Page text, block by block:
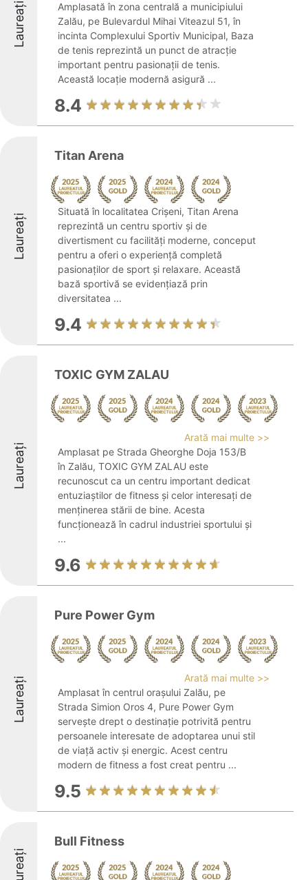
Laureați
Amplasată în zona centrală a municipiului
Zalău, pe Bulevardul Mihai Viteazul 51, în
incinta Complexului Sportiv Municipal, Baza
de tenis reprezintă un punct de atracție
important pentru pasionații de tenis.
Această locație modernă asigură ...
8.4
Laureați
Titan Arena
Situată în localitatea Crișeni, Titan Arena
reprezintă un centru sportiv și de
divertisment cu facilități moderne, conceput
pentru a oferi o experiență completă
pasionaților de sport și relaxare. Această
bază sportivă se evidențiază prin
diversitatea ...
9.4
Laureați
TOXIC GYM ZALAU
Arată mai multe >>
Amplasat pe Strada Gheorghe Doja 153/B
în Zalău, TOXIC GYM ZALAU este
recunoscut ca un centru important dedicat
entuziaștilor de fitness și celor interesați de
menținerea stării de bine. Acesta
funcționează în cadrul industriei sportului și
...
9.6
Laureați
Pure Power Gym
Arată mai multe >>
Amplasat în centrul orașului Zalău, pe
Strada Simion Oros 4, Pure Power Gym
servește drept o destinație potrivită pentru
persoanele interesate de adoptarea unui stil
de viață activ și energic. Acest centru
modern de fitness a fost creat pentru ...
9.5
Bull Fitness